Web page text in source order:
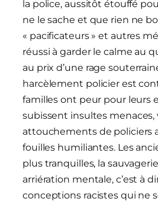
la police, aussitôt étouffé
ne le sache et que rien ne
« pacificateurs » et autres
réussi à garder le calme au
au prix d’une rage
harcèlement policier est
familles ont peur pour leurs
subissent insultes menaces,
attouchements de policiers
fouilles humiliantes. Les
plus tranquilles, la
arriération mentale, c’est à
conceptions racistes qui ne